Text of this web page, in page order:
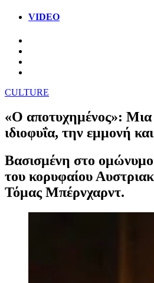
VIDEO
CULTURE
«Ο αποτυχημένος»: Μια
ιδιοφυΐα, την εμμονή
Βασισμένη στο
του κορυφαίου
Τόμας Μπέρνχαρντ.